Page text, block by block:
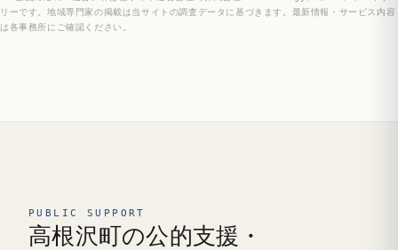
リーです。地域専門家の掲載は当サイトの調査データに基づきます。最新情報・サービス内容
は各事務所にご確認ください。
PUBLIC SUPPORT
高根沢町の公的支援・